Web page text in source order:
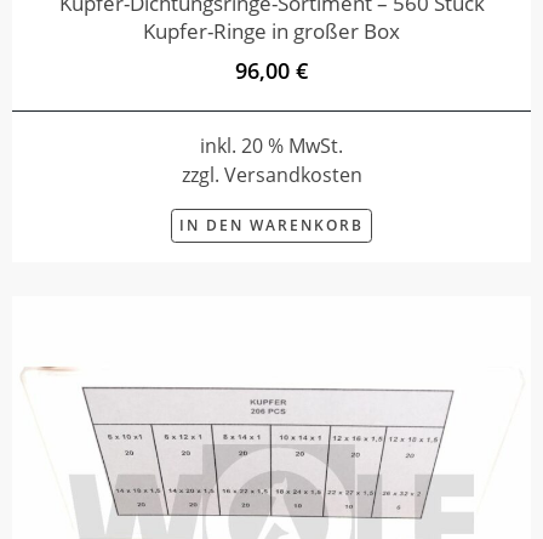
Kupfer-Ringe in großer Box
96,00 €
inkl. 20 % MwSt.
zzgl. Versandkosten
IN DEN WARENKORB